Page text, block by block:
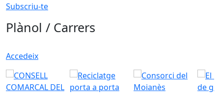
Subscriu-te
Plànol / Carrers
Accedeix